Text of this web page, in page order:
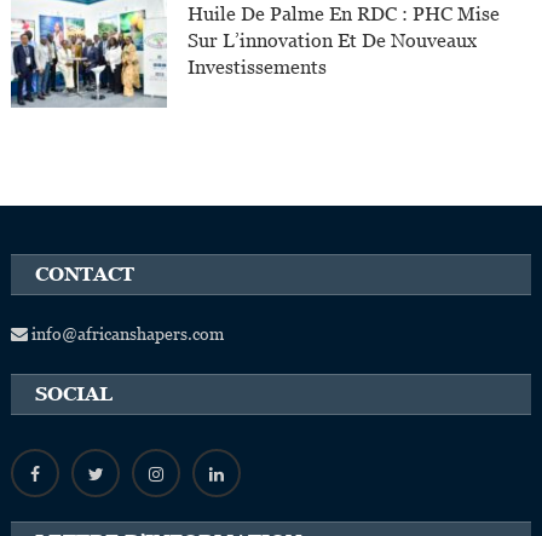
Huile De Palme En RDC : PHC Mise
Sur L’innovation Et De Nouveaux
Investissements
CONTACT
info@africanshapers.com
SOCIAL